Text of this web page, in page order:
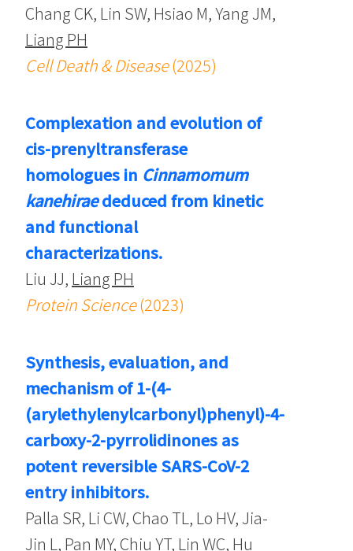
Chang CK, Lin SW, Hsiao M, Yang JM,
Liang PH
Cell Death & Disease(2025)
Complexation and evolution of
cis-prenyltransferase
homologues in Cinnamomum
kanehiraededuced from kinetic
and functional
characterizations.
Liu JJ, Liang PH
Protein Science(2023)
Synthesis, evaluation, and
mechanism of 1-(4-
(arylethylenylcarbonyl)phenyl)-4-
carboxy-2-pyrrolidinones as
potent reversible SARS-CoV-2
entry inhibitors.
Palla SR, Li CW, Chao TL, Lo HV, Jia-
Jin L, Pan MY, Chiu YT, Lin WC, Hu